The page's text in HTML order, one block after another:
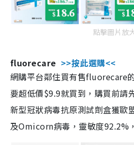
點擊圖片放
fluorecare >>按此選購<<
網購平台鄰住買有售fluorecare
要超低價$9.9就買到，購買前請
新型冠狀病毒抗原測試劑盒獲歐
及Omicorn病毒，靈敏度92.2%